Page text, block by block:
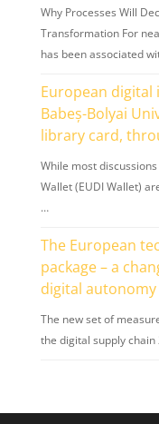
Why Processes Will
Transformation For
has been associated
European digital
Babeș-Bolyai
library card,
While most
Wallet (EUDI Wallet)
…
The European
package – a
digital autonomy
The new set of
the digital supply chain